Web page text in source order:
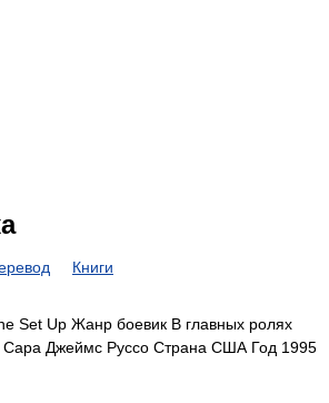
Книги
Set Up Жанр боевик В главных ролях
Джеймс Руссо Страна США Год 1995